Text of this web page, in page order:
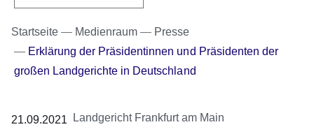
Startseite Medienraum
Presse
Erklärung der Präsidentinnen und Präsidenten der
großen Landgerichte in Deutschland
21.09.2021 Landgericht Frankfurt am Main